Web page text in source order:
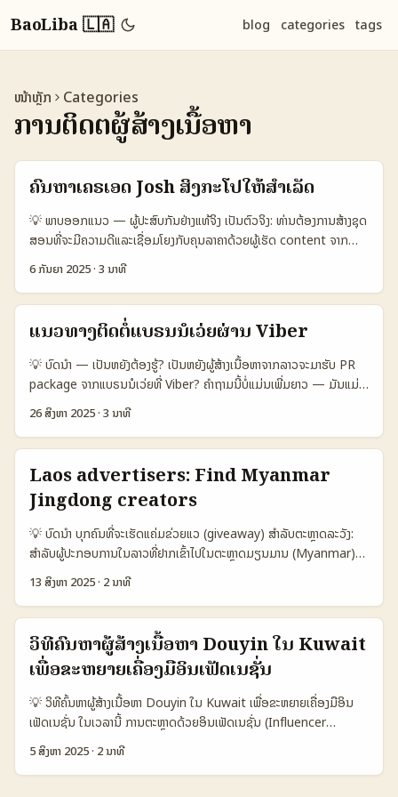
BaoLiba 🇱🇦 blog categories tags
ໜ້າຫຼັກ Categories
ການຕິດຕໍ່ຜູ້ສ້າງເນື້ອຫາ
ຄົ້ນຫາເຄຣເອດ Josh ສິງກະໂປໃຫ້ສໍາເລັດ
💡 ພາບອອກແນວ — ຜູ້ປະສົບກັນຢ່າງແທ້ຈິງ ເປັນຕົວຈິງ: ທ່ານຕ້ອງການສ້າງຊຸດ
ສອນທີ່ຈະມີຄວາມດີແລະເຊື່ອມໂຍງກັບຄຸນລາຄາດ້ວຍຜູ້ເຮັດ content ຈາກ
Singapore — ແນວນີ້ມີຄວາມສົນໃຈຈາກທີ່ສົນສ່ວນຫຼາຍຂອງແຊຈເຊີດອອກ
ມາທີ່ສິງກະໂປ: ມີ creator talent ທີ່ມີຄວາມຮູ້ຂ້ອງທັງດ້ານພາສາ, ຄວາມເຂົ້າໃຈ
ຕະຫຼາດອາຊຽນ, ແລະຊະນິດເນື້ອຫາທີ່ເຫັນຄຸນຄ່າສ່ວນຕົວ. ບັນຫາສໍາຄັນສຳລັບນຳ
ໃຊ້ແບບເປັນແບບ creator-led tutorial ຄື: - ຈະຄົ້ນຫາຜູ້ສ້າງທີ່ມີຄຸນສົມບັດ
ຕໍ່ຫົວຂໍ້ທີ່ຕ້ອງການ (ຟັງແນະນໍາ, ການສະແດງ, ສອນ), - ຕົງປະເທດແລະແນວ
ທາງການສອບຖາມ (DM, agency, platform), - ກຳນົດ KPIs ທີ່ບອກໃຫ້
ຊັດເຈນວ່າຈະວັດຜົນແນວໃດ. ໃນບົດນີ້ ຂ້ອຍຈະພາທ່ານຜ່ານແນວທາງການຄົ້ນຫາ
creators ຈາກ Singapore ໃນ “Josh” ແລະວິທີນໍາເຂົ້າໃນຄໍາສັ່ງການຕະຫຼາດ
— ພ້ອມກັບການອ້າງອິງຈາກເຫດການອຸດສາຫະກຳໃນເອີໂຣບ/ອາເຊັນ (ເຊັ່ນ
Echelon ທີ່ເກີດຂຶ້ນໃນ Singapore ແລະອິ່ມເຕີນພາຍໃນພາກເວລາ 2025)
ແລະແນວໂຕທີ່ເຮັດໃຫ້ການເປີດປ່ອຍຂອງ content ສຳເລັດ (ອ້າງອີງ: e27).
📊 ສາຍຕາຂໍ້ມູນ — ອະທິບາຍແລະການເປີດໃຊ້ 🧩 Metric Josh
(Singapore) Instagram Reels YouTube Shorts 👥 Primary
audience ກຸ່ມອາຍຸຫຼາຍກັບມຸມມອງເທັນຊັນ ຕົວຈິງທົ່ວໄປ, ປະຊາກອນທົ່ວໂລກ
ດີສໍາລັບການຄົ້ນຫາແລະວິດີໂອຍືນ 📈 Discovery style ອາກາດມ່ວນເຮັດ
viral ທົດສອບ algorithm + social graph search-friendly ແລະ
long-tail 💰 Monetization tools ຈຳກັດ / ຕ່າງປະເພດ (ຕ້ອງຫາຂໍ້ຕົວ)
ads, shopping, branded content shorts fund, ads native 🛠️
Creator support (SG) local creators ເຊື່ອມຕໍ່ຈໍານວນນ້ອຍ
strong ecosystem, creators services robust studio tools
ແລະ analytics 🎯 Best use-case micro-tutorials ສຳລັບແນວຄ່າ
ປະດັບທ້າຍ brand storytelling ແລະ commerce educational clips
ແລະ search discovery ຕາຕະລາງນີ້ຢ່າງໄວ້ສຸດມິດ: Josh ໂປກັບທີ່ເປັນ
community-driven ທີ່ເຮັດໃຫ້ micro-tutorials ດັ່ງກັນໄດ້ງ່າຍ, ໃນ
ຂະນະທີ່ Instagram ແລະ YouTube ມີ tools ທີ່ຮ້ອງຫຼາຍສໍາລັບ
monetization ແລະ analytics. ...
6 ກັນຍາ 2025·3 ນາທີ
ແນວທາງຕິດຕໍ່ແບຣນນໍເວ່ຍຜ່ານ Viber
💡 ບົດນຳ — ເປັນຫຍັງຕ້ອງຮູ້? ເປັນຫຍັງຜູ້ສ້າງເນື້ອຫາຈາກລາວຈະມາຮັບ PR
package ຈາກແບຣນນໍເວ່ຍທີ່ Viber? ຄໍາຖາມນີ້ບໍ່ແມ່ນເພີ່ມຍາວ — ມັນແມ່ນ
ການຮູ້ວ່າທ່ານຈະຕິດຕໍ່ແບຣນແນວໃດໃນທົ່ວຫົວຂໍ້ທີ່ແບຣນຢູ່ ທ່ານຈະແນະນໍາອະໄຫຼ່
ຫຼືາວັດຖຸທີ່ຈະເສີມໃຫ້ເປັນທີ່ນັບຖື — ແລະສ່ວນໃຫຍ່ບຣັນນໍເວ່ຍຄວນການຕິດຕໍ່
ຢ່າງສົມດຸນ: ອອກອັດຕິຈິງ, ແຖວທາງພາຍນອກທີ່ມີຄວາມສັ້ນທີ່ເຂົ້າໃຈໄວ. ຕອນ
ເຫດບໍລິການ, ການສ້າງສຳພັນທີ່ຈື່ຈຳໄດ້ — ແລະແນະນໍາແກ່ການຕິດຕໍ່ Viber
ເປັນກໍລະນີທີ່ນ່າສົມທຽບສໍາລັບບໍລິສັດນໍເວ່ຍທີ່ຕ້ອງການການຕິດຕໍ່ສ່ວນຕົວ
ແລະການສື່ສານໄວ. ໃນບົດນີ້ ຂ້ອຍຈະແບ່ງປັນຂັ້ນຕອນດັບທີ່ຈະຊ່ວຍທ່ານ: ວິທີ
ຈັດຊົມຂໍ້ຄວາມ, ຟອລມັດ HR ທີ່ດີ, ການຫຼັງຈາກເຮັດ unbox, ແລະວິທີທີ່ຈະໃຫ້
ບຣັນຊົມແລະສົບຜົນ. ຂໍໃຫ້ພ້ອມທັງຄວາມຮູ້ຈາກການສື່ສານຂອງຟີວ (ຕົວຢ່າງ:
Snapchat) ທີ່ສະແດງການເປັນອັທຕິຈິງໃນຄວາມຄິດຂອງຕົວເອງ (ເອີ້ນ
ໃນສື່ (ອ່ານ TechBullion ກ່ອນໜ້າກ່ຽວກັບ transparency ຂອງ supply
chain) ເພື່ອສະຫຼຸບໃຫ້ຈັດແຜນງານແບບການ. 📊 ຕາຕະລາງ Snapshot: ການ
ສະເຫຼີມກັບທາງທີ່ຕິດຕໍ່ (Viber ຕາມທາງເຢຍ) 🧩 Metric Viber Email
Instagram DM 👥 Monthly Active (Norway est.) 600.000
1.800.000 1.200.000 📈 Conversion (outreach→reply) 10%
6% 8% ⏱️ Avg Reply Time 48h 72h 36h 💬 Formality
Medium High Low 🎯 Best Use Case Personal PR offers,
quick follow-up Official proposals, contracts Pitching visual
concepts, teaser videos ຕາຕະລາງນີ້ສະແດງວ່າ Viber ແມ່ນທາງທີ່ດີໃນ
26 ສິງຫາ 2025·3 ນາທີ
Laos advertisers: Find Myanmar
Jingdong creators
💡 ບົດນໍາ ບຸກຄົນທີ່ຈະເຮັດແຄ່ມຂ່ວຍແວ (giveaway) ສຳລັບຕະຫຼາດລະວັງ:
ສຳລັບຜູ້ປະກອບການໃນລາວທີ່ຢາກເຂົ້າໄປໃນຕະຫຼາດມຽນມານ (Myanmar)
ແລະກະທົບກັບຜູ້ສ້າງເນື້ອຫາທີ່ກ່ຽວຂ້ອງກັບ Jingdong — ຄຳຖາມສໍາຄັນຄື: ຈະ
ຫາແຄຣຽວທີ່ເໝາະສຳລັບແຄ່ມຂ່ວຍແວຢ່າງໃດ, ປະສົບສ່ຽງແບບໃດ, ແລະແນວທາງ
ທີ່ປອດໄພເພື່ອດຳເນີນການ. ໃນຊ່ວງຫລາຍປີຫຼາຍຄົນໄດ້ລະວັງກ່ອນເຫດການທີ່ມີ
ຄົນຖືກດືງໄປຫາການຈ້າງວຽກທີ່ບໍ່ຈິງ ແລະສຳລັບຜູ້ຕ້ອງການເກັບຜົນສົດເຊິ່ງແມ່ນ
ຫຼາຍຄັ້ງກໍອາດຈະມີຄວາມສຽງ. ຕົວຢ່າງໃນແຫຼ່ງອ້າງອີງແລະສັງຄົມອອນໄລນ໌ ມີ
ກ່ອນເຫດສະເຫລີຍກ່ຽວກັບການເປັນແຫຼ່ງຂອງການໂທລະສານສຳລັບການຮ່ວມມື
— ນັ້ນແມ່ນເຫດຜົນທີ່ທ່ານຕ້ອງໂດຍການວິເຄາະ. ບົດນີ້ຈະນຳໃຫ້ທ່ານຮູ້ວິທີຕໍ່ໄປ:
ຈຸດຫາແຄຣຽວ, ການຕິດຕໍ່, ການກວດສອບນັກສ້າງ, ແລະວິທີບໍລິການກ່ອນເຮັດ
ແຄ່ມ. 📊 ຕາຕະລາງຂໍ້ມູນ: ວິທີປຶກສາ 3 ແລະຂະໜາດຜົນສະເຫຼີມ 🧩 Metric
Option A Option B Option C 👥 Monthly Active 1.200.000
13 ສິງຫາ 2025· 2 ນາທີ
ວິທີຄົ້ນຫາຜູ້ສ້າງເນື້ອຫາ Douyin ໃນ Kuwait
ເພື່ອຂະຫຍາຍເຄື່ອງມືອິນເຟັດເນຊັ່ນ
💡 ວິທີຄົ້ນຫາຜູ້ສ້າງເນື້ອຫາ Douyin ໃນ Kuwait ເພື່ອຂະຫຍາຍເຄື່ອງມືອິນ
ເຟັດເນຊັ່ນ ໃນເວລານີ້ ການຕະຫຼາດດ້ວຍອິນເຟັດເນຊັ່ນ (Influencer
Marketing) ເປັນຫນຶ່ງໃນແນວທາງທີ່ເຮົາສາມາດເພີ່ມການຮູ້ຈັກສິນຄ້າ ແລະ
ບໍລິການໄດ້ຢ່າງມີປະສິດທິພາບ. ແຕ່ການຫາຜູ້ສ້າງເນື້ອຫາທີ່ເໝາະສົມສຳລັບຕະຫຼາດ
ທົ່ວໂລກ ເຊິ່ງໃນເທັກນິກຂອງ Douyin ແມ່ນແນວທາງທີ່ກຳລັງເປັນທົ່ວໄປ. ໂດຍມີ
5 ສິງຫາ 2025· 2 ນາທີ